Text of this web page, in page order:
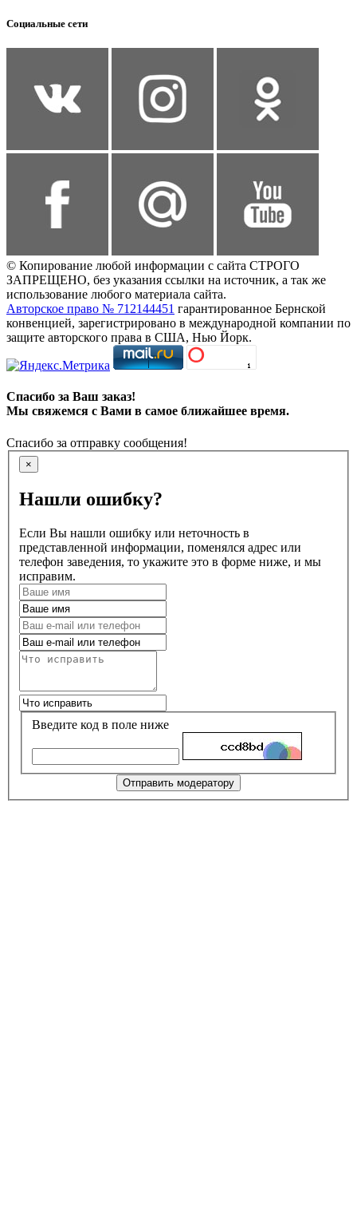
Социальные сети
© Копирование любой информации с сайта СТРОГО
ЗАПРЕЩЕНО, без указания ссылки на источник, а так же
использование любого материала сайта.
Авторское право № 712144451 гарантированное Бернской
конвенцией, зарегистрировано в международной компании по
защите авторского права в США, Нью Йорк.
Спасибо за Ваш заказ!
Мы свяжемся с Вами в самое ближайшее время.
Спасибо за отправку сообщения!
×
Нашли ошибку?
Если Вы нашли ошибку или неточность в
представленной информации, поменялся адрес или
телефон заведения, то укажите это в форме ниже, и мы
исправим.
Введите код в поле ниже
Отправить модератору